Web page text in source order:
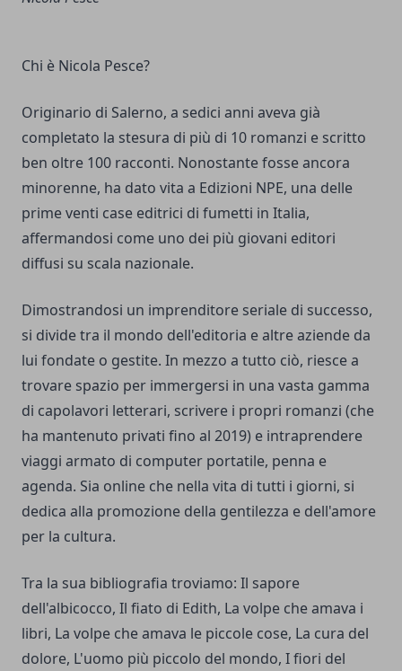
Chi è Nicola Pesce?
Originario di Salerno, a sedici anni aveva già
completato la stesura di più di 10 romanzi e scritto
ben oltre 100 racconti. Nonostante fosse ancora
minorenne, ha dato vita a Edizioni NPE, una delle
prime venti case editrici di fumetti in Italia,
affermandosi come uno dei più giovani editori
diffusi su scala nazionale.
Dimostrandosi un imprenditore seriale di successo,
si divide tra il mondo dell'editoria e altre aziende da
lui fondate o gestite. In mezzo a tutto ciò, riesce a
trovare spazio per immergersi in una vasta gamma
di capolavori letterari, scrivere i propri romanzi (che
ha mantenuto privati fino al 2019) e intraprendere
viaggi armato di computer portatile, penna e
agenda. Sia online che nella vita di tutti i giorni, si
dedica alla promozione della gentilezza e dell'amore
per la cultura.
Tra la sua bibliografia troviamo: Il sapore
dell'albicocco, Il fiato di Edith, La volpe che amava i
libri, La volpe che amava le piccole cose, La cura del
dolore, L'uomo più piccolo del mondo, I fiori del